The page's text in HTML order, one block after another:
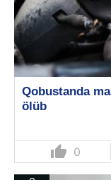
Qobustanda
ölüb
thumb_up 0